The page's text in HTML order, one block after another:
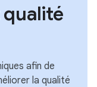
afin de
la qualité